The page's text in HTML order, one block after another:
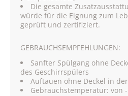
Die gesamte
würde für die Eignung zum
geprüft und zertifiziert.
GEBRAUCHSEMPFEHLUNGEN:
Sanfter Spülgang ohne
des Geschirrspülers
Auftauen ohne Deckel in
Gebrauchstemperatur: von -